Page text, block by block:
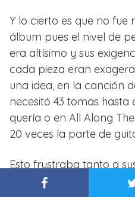
Y lo cierto es que no
álbum pues el nivel de
era altísimo y sus
cada pieza eran
una idea, en la canción
necesitó 43 tomas
quería o en All Along
20 veces la parte de
Esto frustraba tanto a
productor, Chas